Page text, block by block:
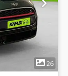
26